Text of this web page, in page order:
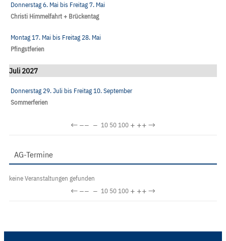
Donnerstag 6. Mai bis Freitag 7. Mai
Christi Himmelfahrt + Brückentag
Montag 17. Mai bis Freitag 28. Mai
Pfingstferien
Juli 2027
Donnerstag 29. Juli bis Freitag 10. September
Sommerferien
←−− − 10 50100 + ++→
AG-Termine
keine Veranstaltungen gefunden
←−− − 10 50100 + ++→